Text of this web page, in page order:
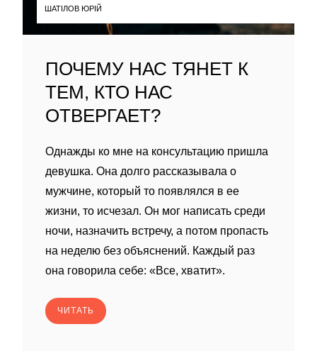
ШАТІЛОВ ЮРІЙ
ПОЧЕМУ НАС ТЯНЕТ К
ТЕМ, КТО НАС
ОТВЕРГАЕТ?
Однажды ко мне на консультацию пришла
девушка. Она долго рассказывала о
мужчине, который то появлялся в ее
жизни, то исчезал. Он мог написать среди
ночи, назначить встречу, а потом пропасть
на неделю без объяснений. Каждый раз
она говорила себе: «Все, хватит».
ЧИТАТЬ